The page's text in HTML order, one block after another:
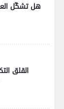
هل تشكّل